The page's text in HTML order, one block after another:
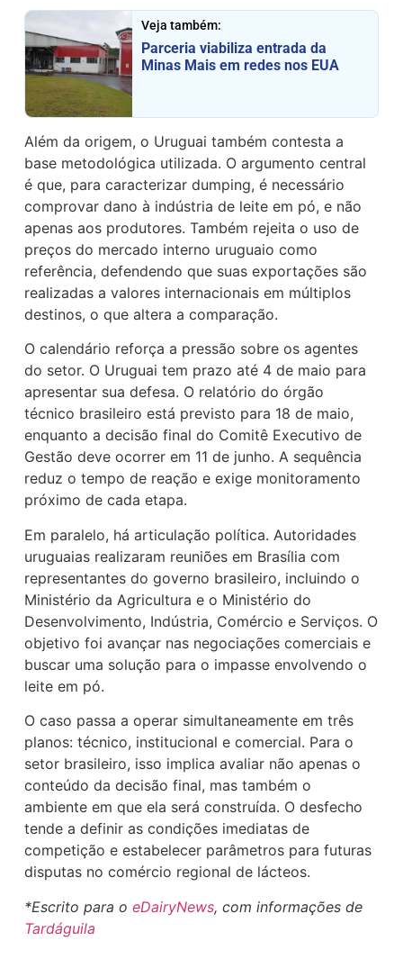
Veja também:
Parceria viabiliza entrada da
Minas Mais em redes nos EUA
Além da origem, o Uruguai também contesta a
base metodológica utilizada. O argumento central
é que, para caracterizar dumping, é necessário
comprovar dano à indústria de leite em pó, e não
apenas aos produtores. Também rejeita o uso de
preços do mercado interno uruguaio como
referência, defendendo que suas exportações são
realizadas a valores internacionais em múltiplos
destinos, o que altera a comparação.
O calendário reforça a pressão sobre os agentes
do setor. O Uruguai tem prazo até 4 de maio para
apresentar sua defesa. O relatório do órgão
técnico brasileiro está previsto para 18 de maio,
enquanto a decisão final do Comitê Executivo de
Gestão deve ocorrer em 11 de junho. A sequência
reduz o tempo de reação e exige monitoramento
próximo de cada etapa.
Em paralelo, há articulação política. Autoridades
uruguaias realizaram reuniões em Brasília com
representantes do governo brasileiro, incluindo o
Ministério da Agricultura e o Ministério do
Desenvolvimento, Indústria, Comércio e Serviços. O
objetivo foi avançar nas negociações comerciais e
buscar uma solução para o impasse envolvendo o
leite em pó.
O caso passa a operar simultaneamente em três
planos: técnico, institucional e comercial. Para o
setor brasileiro, isso implica avaliar não apenas o
conteúdo da decisão final, mas também o
ambiente em que ela será construída. O desfecho
tende a definir as condições imediatas de
competição e estabelecer parâmetros para futuras
disputas no comércio regional de lácteos.
*Escrito para oeDairyNews, com informações de
Tardáguila